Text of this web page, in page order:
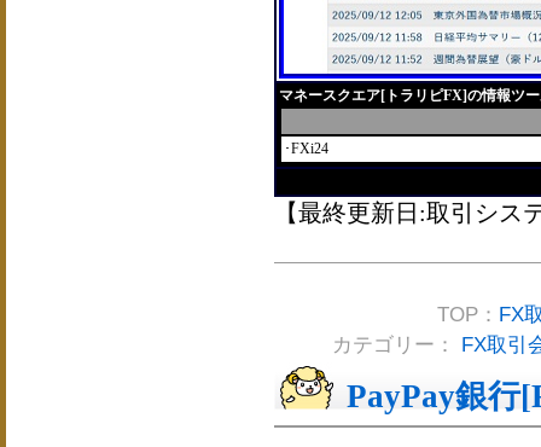
マネースクエア[トラリピFX]の情報ツ
･FXi24
【最終更新日:取引シス
TOP： FX
カテゴリー： FX取引
PayPay銀行